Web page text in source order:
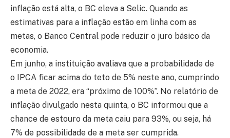
inflação está alta, o BC eleva a Selic. Quando as
estimativas para a inflação estão em linha com as
metas, o Banco Central pode reduzir o juro básico da
economia.
Em junho, a instituição avaliava que a probabilidade de
o IPCA ficar acima do teto de 5% neste ano, cumprindo
a meta de 2022, era “próximo de 100%”. No relatório de
inflação divulgado nesta quinta, o BC informou que a
chance de estouro da meta caiu para 93%, ou seja, há
7% de possibilidade de a meta ser cumprida.